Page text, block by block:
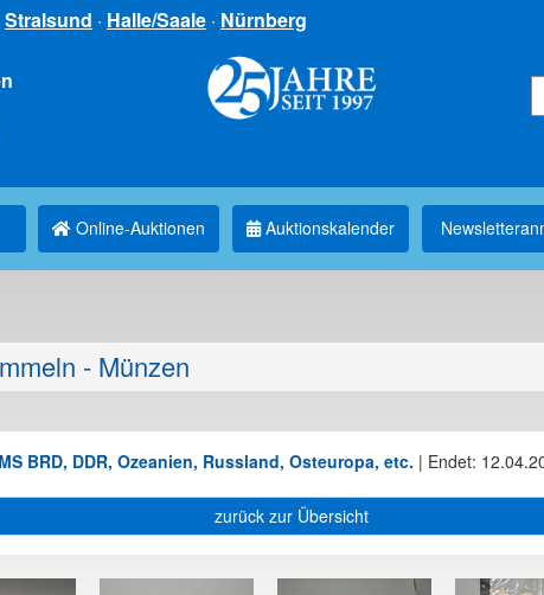
Stralsund · Halle/Saale · Nürnberg
Online-Auktionen Auktionskalender
- Münzen
BRD, DDR, Ozeanien, Russland, Osteuropa, etc. | Endet:
zurück zur Übersicht